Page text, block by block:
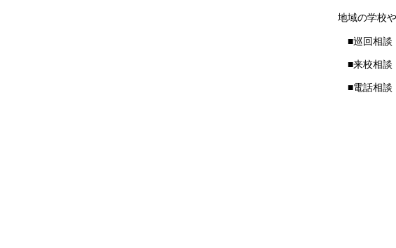
地域の学校
■巡回相談
■来校相談
■電話相談